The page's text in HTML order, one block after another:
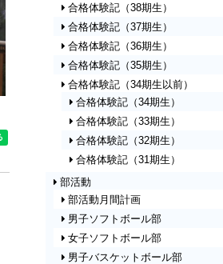
スト京都府大会
部活動月間予定（令和８年７月）
【男子バレーボール部】近況報告
本日の「臨時休業」について
中学２年生 健康教育
サイエンスキャッスルジャパン2026
で発表しました！
令和８年度「みやこサイエンスフェ
た！
卒業アルバムの写真撮影を行いまし
た！
第73回NHK杯全国放送コンテスト京
都大会
合格体験記（38期生）
合格体験記（37期生）
合格体験記（36期生）
合格体験記（35期生）
合格体験記（34期生以前）
合格体験記（34期生）
合格体験記（33期生）
合格体験記（32期生）
合格体験記（31期生）
部活動
部活動月間計画
男子ソフトボール部
女子ソフトボール部
男子バスケットボール部